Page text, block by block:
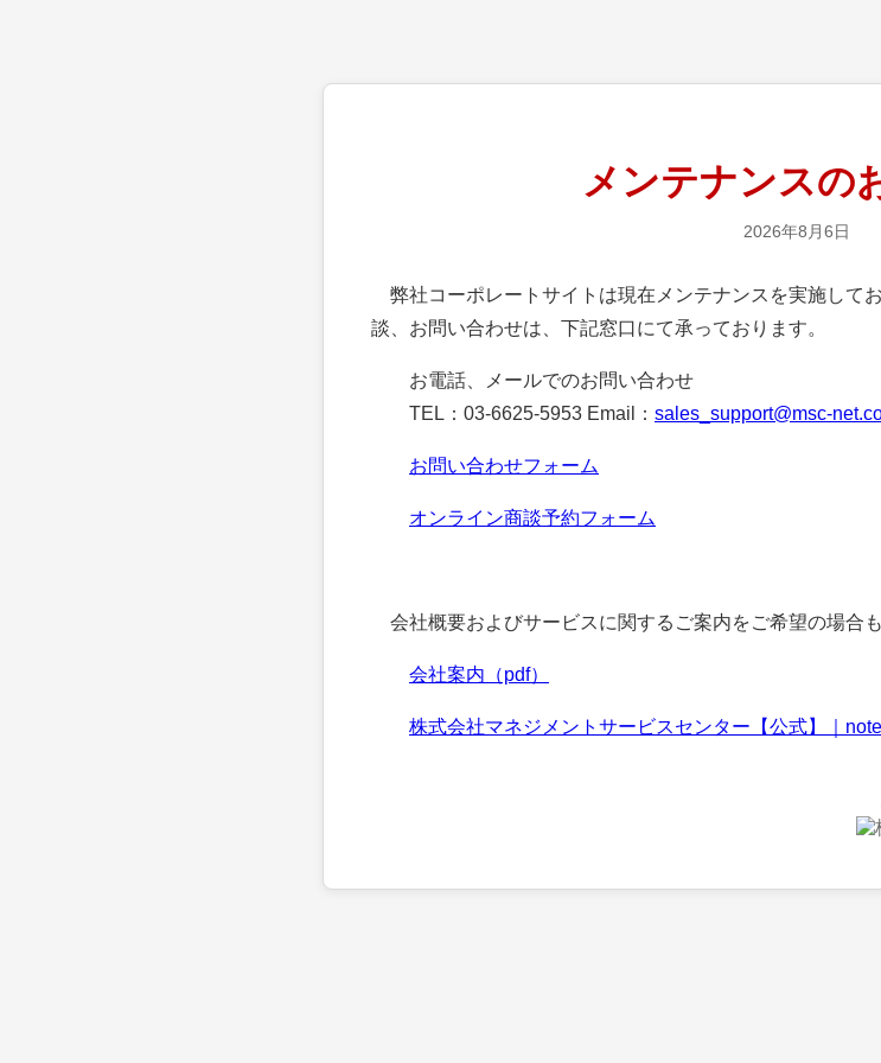
メンテナンスの
2026年8月6日
弊社コーポレートサイトは現在メンテナンスを実施して
談、お問い合わせは、下記窓口にて承っております。
お電話、メールでのお問い合わせ
TEL：03-6625-5953 Email： sales_support@msc-
お問い合わせフォーム
オンライン商談予約フォーム
会社概要およびサービスに関するご案内をご希望の場合
会社案内（pdf）
株式会社マネジメントサービスセンター【公式】｜note